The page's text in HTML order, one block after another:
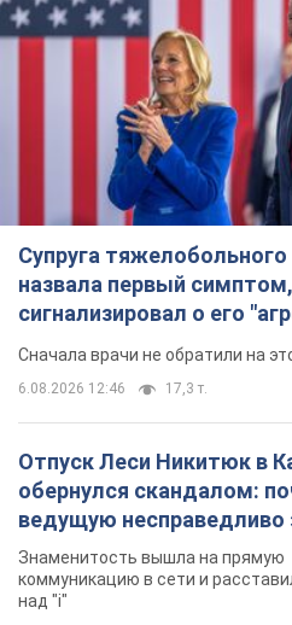
Супруга
назвала первый
сигнализировал о его
Сначала врачи не обратили на
6.08.2026 12:46 17,3 т.
Отпуск Леси Никитюк в
обернулся скандалом:
ведущую несправедливо
Знаменитость вышла на прямую
коммуникацию в сети и
над "i"